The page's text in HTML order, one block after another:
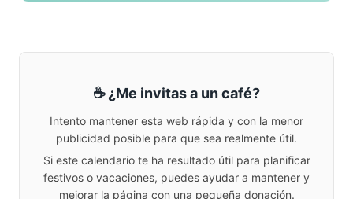
☕ ¿Me invitas a un café?
Intento mantener esta web rápida y con la menor
publicidad posible para que sea realmente útil.
Si este calendario te ha resultado útil para planificar
festivos o vacaciones, puedes ayudar a mantener y
mejorar la página con una pequeña donación.